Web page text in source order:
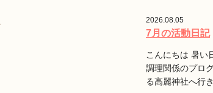
2026.08.05
7月の活動日記
こんにちは 暑い
調理関係のプロ
る高麗神社へ行